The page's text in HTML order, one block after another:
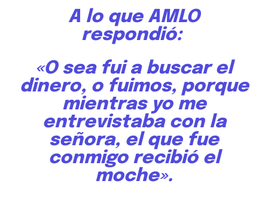
A lo que AMLO
respondió:
«O sea fui a buscar el
dinero, o fuimos, porque
mientras yo me
entrevistaba con la
señora, el que fue
conmigo recibió el
moche».